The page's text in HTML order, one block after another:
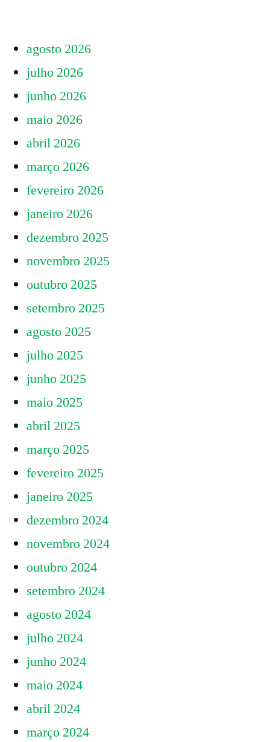
agosto 2026
julho 2026
junho 2026
maio 2026
abril 2026
março 2026
fevereiro 2026
janeiro 2026
dezembro 2025
novembro 2025
outubro 2025
setembro 2025
agosto 2025
julho 2025
junho 2025
maio 2025
abril 2025
março 2025
fevereiro 2025
janeiro 2025
dezembro 2024
novembro 2024
outubro 2024
setembro 2024
agosto 2024
julho 2024
junho 2024
maio 2024
abril 2024
março 2024